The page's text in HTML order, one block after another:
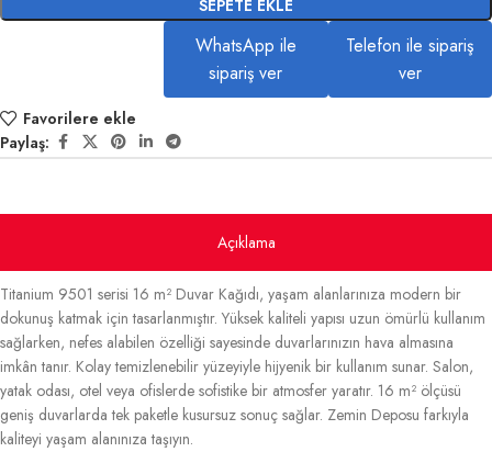
SEPETE EKLE
WhatsApp ile
sipariş ver
Telefon ile sipariş
ver
Favorilere ekle
Paylaş:
Açıklama
Titanium 9501 serisi 16 m² Duvar Kağıdı, yaşam alanlarınıza modern bir
dokunuş katmak için tasarlanmıştır. Yüksek kaliteli yapısı uzun ömürlü kullanım
sağlarken, nefes alabilen özelliği sayesinde duvarlarınızın hava almasına
imkân tanır. Kolay temizlenebilir yüzeyiyle hijyenik bir kullanım sunar. Salon,
yatak odası, otel veya ofislerde sofistike bir atmosfer yaratır. 16 m² ölçüsü
geniş duvarlarda tek paketle kusursuz sonuç sağlar. Zemin Deposu farkıyla
kaliteyi yaşam alanınıza taşıyın.